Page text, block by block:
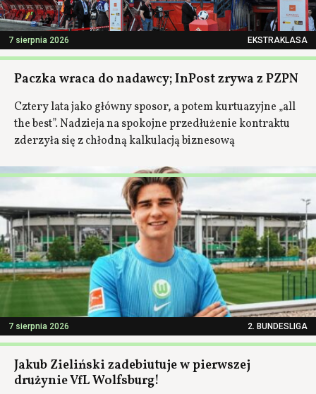
7 sierpnia 2026 EKSTRAKLASA
Paczka wraca do nadawcy; InPost zrywa z PZPN
Cztery lata jako główny sposor, a potem kurtuazyjne „all
the best”. Nadzieja na spokojne przedłużenie kontraktu
zderzyła się z chłodną kalkulacją biznesową
7 sierpnia 2026 2. BUNDESLIGA
Jakub Zieliński zadebiutuje w pierwszej
drużynie VfL Wolfsburg!